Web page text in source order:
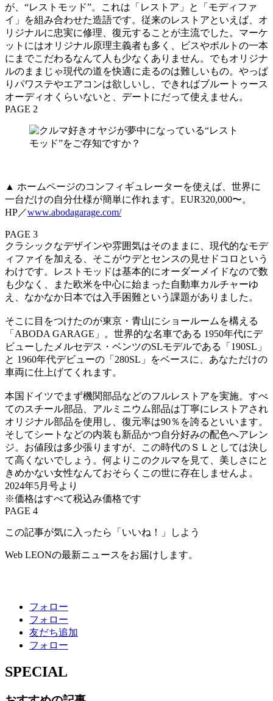
が、“レストモッド”。これは「レストア」と「モディファ
イ」を組み合わせた造語です。従来のレストアといえば、オ
リジナルに忠実に修理、復元することが主流でした。マーケ
ットにはオリジナル原理主義者も多く、ビスやボルトの一本
にまでこだわるなんて人も少なくありません。でもオリジナ
ルのままじゃ現代の道を快適に走るのは難しいもの。やっぱ
りパワステやエアコンは欲しいし、できればブルートゥース
オーディオくらいないと、デートにだって使えません。
PAGE 2
▲ ホームページのコンフィギュレーターを使えば、世界に
一台だけの自分仕様が簡単に作れます。EUR320,000〜。
HP／www.abodagarage.com/
PAGE 3
クラシックなデザインや雰囲気はそのままに、現代的なモデ
ィファイを加える、そこがウデとセンスの見せドコロという
わけです。レストモッドは基本的にオーダーメイドなので数
も少なく、また欧米を中心に始まった自動車カルチャーゆ
え、なかなか日本では入手困難という課題がありました。
そこに目をつけたのが東京・青山にショールームを構える
「ABODA GARAGE」。世界的な名車である 1950年代にデ
ビューしたメルセデス・ベンツのSLモデルである「190SL」
と 1960年代デビューの「280SL」をベースに、あなただけの
車両に仕上げてくれます。
本国ドイツでまず機関部品などのフルレストアを実施。すべ
てのスチール部品、アルミニウム部品は丁寧にレストアされ
オリジナル部品を使用し、復元率は90％を誇るといいます。
そしてシートなどの内装も新品かつ自分好みの配色へアレン
ジ。お値段は多少張りますが、この時代のＳＬとしては決し
て高くないでしょう。何よりこのクルマを見て、美しさにと
きめかない女性なんておそらくこの世に存在しませんよ。
2024年5月号より
※価格はすべて税込み価格です
PAGE 4
この記事が気に入ったら「いいね！」しよう
Web LEONの最新ニュースをお届けします。
フォロー
フォロー
友だち追加
フォロー
SPECIAL